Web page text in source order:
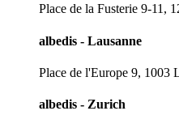
Place de la Fusterie 9-11,
albedis - Lausanne
Place de l'Europe 9, 1003
albedis - Zurich